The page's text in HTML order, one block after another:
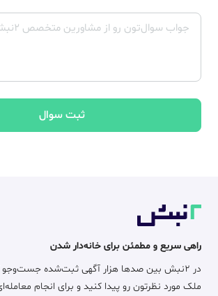
ثبت سوال
راهی سریع و مطمئن برای خانه‌دار شدن
در ۲نبش بین صدها هزار آگهی ثبت‌شده
ملک مورد نظرتون رو پیدا کنید و برای انجام